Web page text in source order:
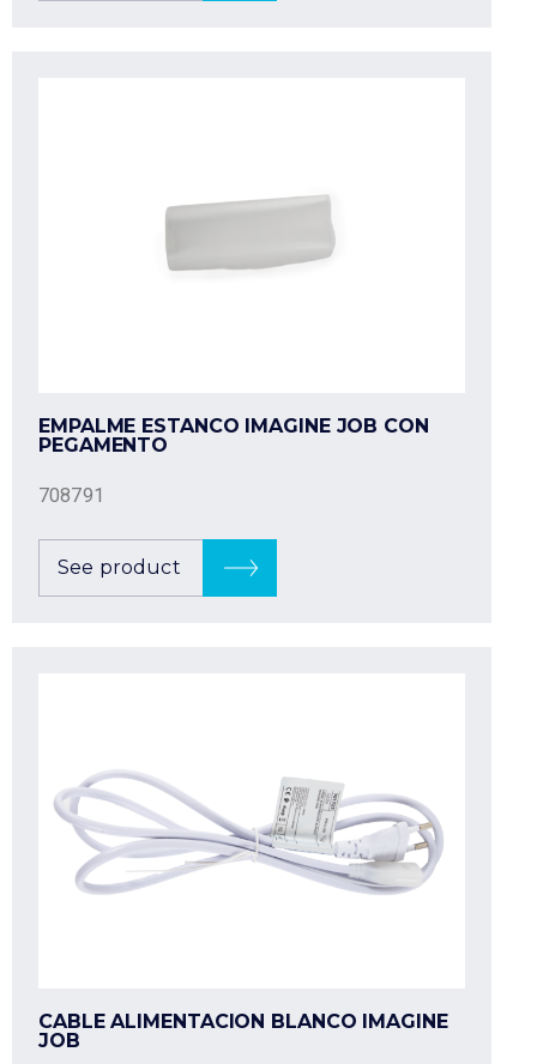
EMPALME ESTANCO IMAGINE JOB CON
PEGAMENTO
708791
See product
CABLE ALIMENTACION BLANCO IMAGINE
JOB